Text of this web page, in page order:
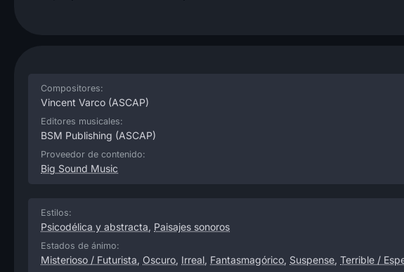
Compositores:
Vincent Varco (ASCAP)
Editores musicales:
BSM Publishing (ASCAP)
Proveedor de contenido:
Big Sound Music
Estilos:
Psicodélica y abstracta, Paisajes sonoros
Estados de ánimo:
Misterioso / Futurista, Oscuro, Irreal, Fantasmagórico, Suspense, Terrible /